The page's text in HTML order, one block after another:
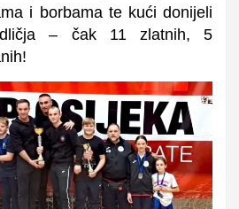
i borbama te kući donijeli
– čak 11 zlatnih, 5